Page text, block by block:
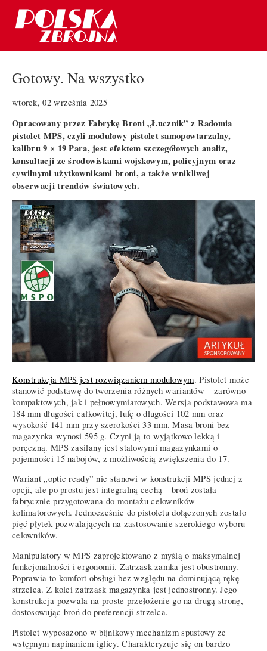
Gotowy. Na wszystko
wtorek, 02 września 2025
Opracowany przez Fabrykę Broni „Łucznik” z Radomia
pistolet MPS, czyli modułowy pistolet samopowtarzalny,
kalibru 9 × 19 Para, jest efektem szczegółowych analiz,
konsultacji ze środowiskami wojskowym, policyjnym oraz
cywilnymi użytkownikami broni, a także wnikliwej
obserwacji trendów światowych.
Konstrukcja MPS jest rozwiązaniem modułowym. Pistolet może
stanowić podstawę do tworzenia różnych wariantów – zarówno
kompaktowych, jak i pełnowymiarowych. Wersja podstawowa ma
184 mm długości całkowitej, lufę o długości 102 mm oraz
wysokość 141 mm przy szerokości 33 mm. Masa broni bez
magazynka wynosi 595 g. Czyni ją to wyjątkowo lekką i
poręczną. MPS zasilany jest stalowymi magazynkami o
pojemności 15 nabojów, z możliwością zwiększenia do 17.
Wariant „optic ready” nie stanowi w konstrukcji MPS jednej z
opcji, ale po prostu jest integralną cechą – broń została
fabrycznie przygotowana do montażu celowników
kolimatorowych. Jednocześnie do pistoletu dołączonych zostało
pięć płytek pozwalających na zastosowanie szerokiego wyboru
celowników.
Manipulatory w MPS zaprojektowano z myślą o maksymalnej
funkcjonalności i ergonomii. Zatrzask zamka jest obustronny.
Poprawia to komfort obsługi bez względu na dominującą rękę
strzelca. Z kolei zatrzask magazynka jest jednostronny. Jego
konstrukcja pozwala na proste przełożenie go na drugą stronę,
dostosowując broń do preferencji strzelca.
Pistolet wyposażono w bijnikowy mechanizm spustowy ze
wstępnym napinaniem iglicy. Charakteryzuje się on bardzo